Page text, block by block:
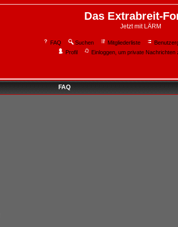
Das Extrabreit-
Jetzt mit LÄRM
FAQ Suchen Mitgliederliste
Profil
Einloggen, um private Nachrichten
FAQ